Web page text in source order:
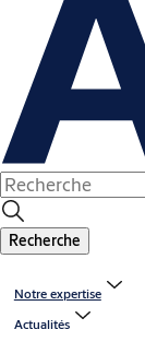
Recherche
Notre expertise
Actualités